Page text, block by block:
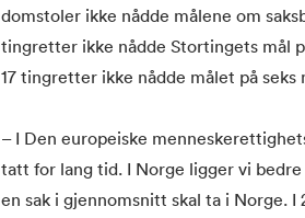
domstoler ikke nådde målene om
tingretter ikke nådde Stortingets mål
17 tingretter ikke nådde målet på
– I Den europeiske
tatt for lang tid. I Norge ligger vi
en sak i gjennomsnitt skal ta i Norge.